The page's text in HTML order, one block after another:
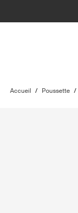
Accueil / Poussette /